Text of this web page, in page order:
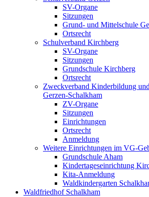
SV-Organe
Sitzungen
Grund- und Mittelschule
Ortsrecht
Schulverband Kirchberg
SV-Organe
Sitzungen
Grundschule Kirchberg
Ortsrecht
Zweckverband Kinderbildung
Gerzen-Schalkham
ZV-Organe
Sitzungen
Einrichtungen
Ortsrecht
Anmeldung
Weitere Einrichtungen im VG-
Grundschule Aham
Kindertageseinrichtung
Kita-Anmeldung
Waldkindergarten
Waldfriedhof Schalkham